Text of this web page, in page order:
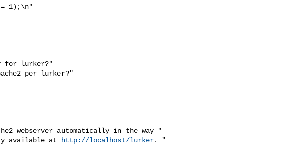
1);\n"
for lurker?"
per lurker?"
webserver automatically in the way "
available at
http://localhost/lurker. "